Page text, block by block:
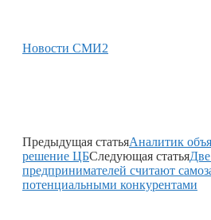
Новости СМИ2
Предыдущая статьяАналитик
решение ЦБСледующая статья
предпринимателей считают
потенциальными конкурентами